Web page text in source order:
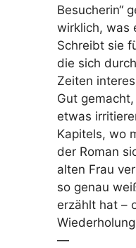
Besucherin“
wirklich, was
Schreibt sie
die sich
Zeiten
Gut
etwas
Kapitels, wo
der Roman
alten Frau
so genau
erzählt hat –
—